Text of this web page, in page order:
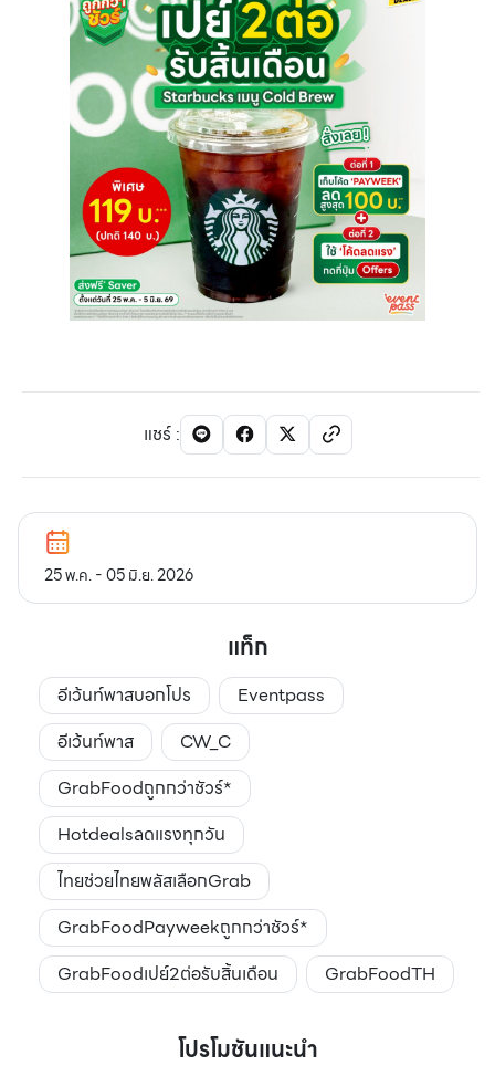
แชร์:
25 พ.ค. - 05 มิ.ย. 2026
แท็ก
อีเว้นท์พาสบอกโปร
Eventpass
อีเว้นท์พาส
CW_C
GrabFoodถูกกว่าชัวร์*
Hotdealsลดแรงทุกวัน
ไทยช่วยไทยพลัสเลือกGrab
GrabFoodPayweekถูกกว่าชัวร์*
GrabFoodเปย์2ต่อรับสิ้นเดือน
GrabFoodTH
โปรโมชันแนะนำ